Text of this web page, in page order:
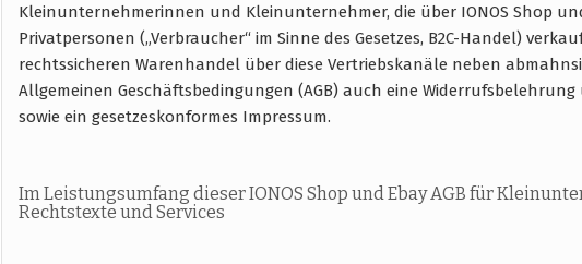
Kleinunternehmerinnen und Kleinunternehmer, die über IONOS Shop
Privatpersonen („Verbraucher“ im Sinne des Gesetzes, B2C-Handel)
rechtssicheren Warenhandel über diese Vertriebskanäle neben
Allgemeinen Geschäftsbedingungen (AGB) auch eine
sowie ein gesetzeskonformes Impressum.
Im Leistungsumfang dieser IONOS Shop und Ebay AGB für
Rechtstexte und Services